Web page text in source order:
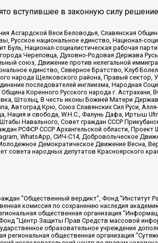
вступившее в законную силу
Асгардской Веси Беловодья, Славянская
Русское национальное единство, Национал-
Национал-социалистическая рабочая
Череповца, Духовно-Родовая Держава
союз, Движение против нелегальной
единство, Северное Братство, Клуб
народа Щелковского района, Правый сектор,
последователей инглиизма, Народная
Коренного Русского народа г. Астрахани,
Штольц, В честь иконы Божией Матери
Автоград Крю, Союз Славянских Сил Руси,
Нация и свобода, W.H.С., Фалунь Дафа, Иртыш
Навального, Совет граждан СССР
РСФСР СССР Архангельской области, Проект
WhatsApp, СИЧ-С14, Добровольческое
Демократическое Движение Весна,
совета народных депутатов Красноярского
Андрей Валерьевич, Григорьева Алина Александровна, Ассоциация по содействию защите прав призывников, альтернативнослужащих и военнослужащих "Правозащитная группа "Гражданин.Армия.Право", Хисамова Регина Фаритовна, Автономная некоммерческая организация по реализации социально-правовых программ "Лилит", Дальневосточное общественное движение "Маяк", Санкт-Петербургская ЛГБТ-инициативная группа "Выход", Инициативная группа ЛГБТ+ "Реверс", Алексеев Андрей Викторович, Бекбулатова Таисия Львовна, Беляев Иван Михайлович, Владыкина Елена Сергеевна, Гельман Марат Александрович, Никульшина Вероника Юрьевна, Толоконникова Надежда Андреевна, Шендерович Виктор Анатольевич, Общество с ограниченной ответственностью "Данное сообщение", Общество с ограниченной ответственностью Издательский дом "Новая глава", Айнбиндер Александра Александровна, Московский комьюнити-центр для ЛГБТ+инициатив, Благотворительный фонд развития филантропии, Deutsche Welle (Германия, Kurt-Schumacher-Strasse 3, 53113 Bonn), Борзунова Мария Михайловна, Воробьев Виктор Викторович, Голубева Анна Львовна, Константинова Алла Михайловна, Малкова Ирина Владимировна, Мурадов Мурад Абдулгалимович, Осетинская Елизавета Николаевна, Понасенков Евгений Николаевич, Ганапольский Матвей Юрьевич, Киселев Евгений Алексеевич, Борухович Ирина Григорьевна, Дремин Иван Тимофеевич, Дубровский Дмитрий Викторович, Красноярская региональная общественная организация поддержки и развития альтернативных образовательных технологий и межкультурных коммуникаций "ИНТЕРРА", Маяковская Екатерина Алексеевна, Фейгин Марк Захарович, Филимонов Андрей Викторович, Дзугкоева Регина Николаевна, Доброхотов Роман Александрович, Дудь Юрий Александрович, Елкин Сергей Владимирович, Кругликов Кирилл Игоревич, Сабунаева Мария Леонидовна, Семенов Алексей Владимирович, Шаинян Карен Багратович, Шульман Екатерина Михайловна, Асафьев Артур Валерьевич, Вахштайн Виктор Семенович, Венедиктов Алексей Алексеевич, Лушникова Екатерина Евгеньевна, Волков Леонид Михайлович, Невзоров Александр Глебович, Пархоменко Сергей Борисович, Сироткин Ярослав Николаевич, Кара-Мурза Владимир Владимирович, Баранова Наталья Владимировна, Гозман Леонид Яковлевич, Кагарлицкий Борис Юльевич, Климарев Михаил Валерьевич, Милов Владимир Станиславович, Автономная некоммерческая организация Краснодарский центр современного искусства "Типография", Моргенштерн Алишер Тагирович, Соболь Любовь Эдуардовна, Общество с ограниченной ответственностью "ЛИЗА НОРМ", Каспаров Гарри Кимович,